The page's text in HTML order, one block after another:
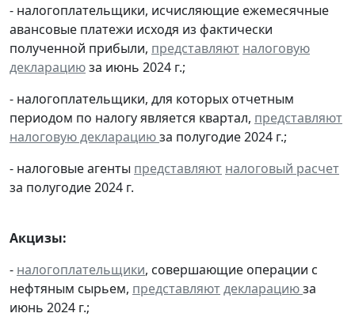
- налогоплательщики, исчисляющие ежемесячные
авансовые платежи исходя из фактически
полученной прибыли, представляют налоговую
декларациюза июнь 2024 г.;
- налогоплательщики, для которых отчетным
периодом по налогу является квартал, представляют
налоговую декларациюза полугодие 2024 г.;
- налоговые агенты представляют налоговый расчет
за полугодие 2024 г.
Акцизы:
- налогоплательщики, совершающие операции с
нефтяным сырьем, представляютдекларациюза
июнь 2024 г.;